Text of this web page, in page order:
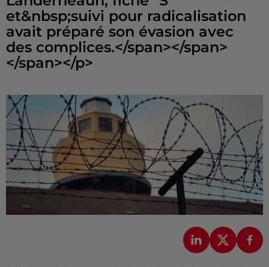
et&nbsp;suivi pour radicalisation
avait préparé son évasion avec
des complices.</span></span>